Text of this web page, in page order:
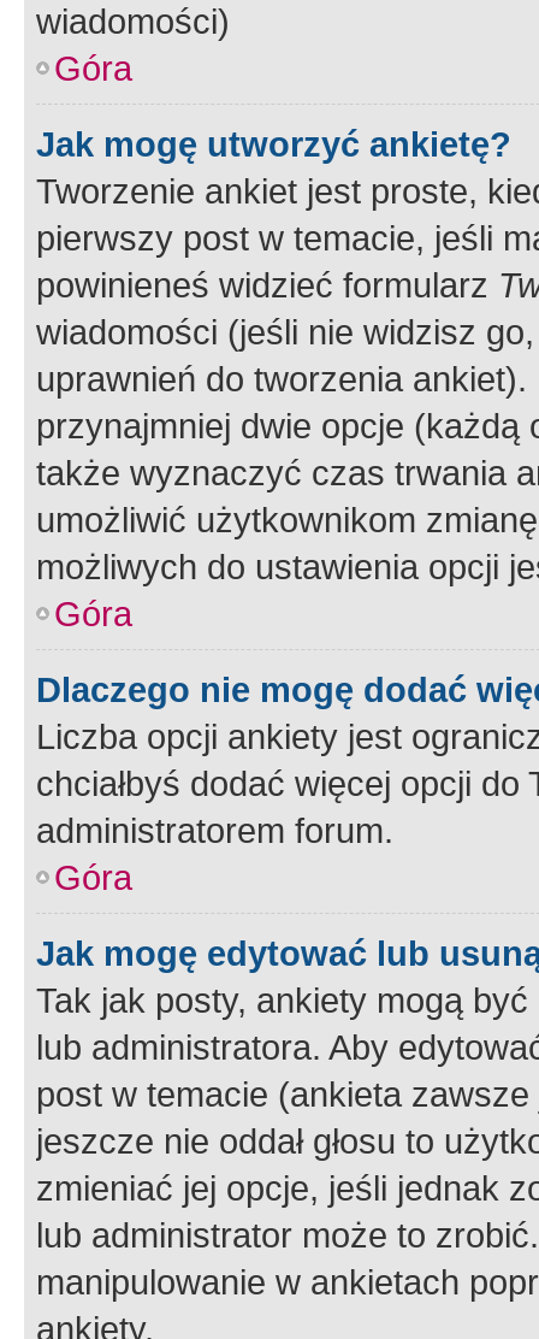
wiadomości)
Góra
Jak mogę utworzyć ankietę?
Tworzenie ankiet jest proste,
pierwszy post w temacie, jeśli
powinieneś widzieć formularz
wiadomości (jeśli nie widzisz
uprawnień do tworzenia
przynajmniej dwie opcje
także wyznaczyć czas trwania
umożliwić użytkownikom
możliwych do ustawienia opcji
Góra
Dlaczego nie mogę dodać
Liczba opcji ankiety jest
chciałbyś dodać więcej opcji
administratorem forum.
Góra
Jak mogę edytować lub
Tak jak posty, ankiety mogą
lub administratora. Aby
post w temacie (ankieta
jeszcze nie oddał głosu to
zmieniać jej opcje, jeśli jednak
lub administrator może to
manipulowanie w ankietach
ankiety.